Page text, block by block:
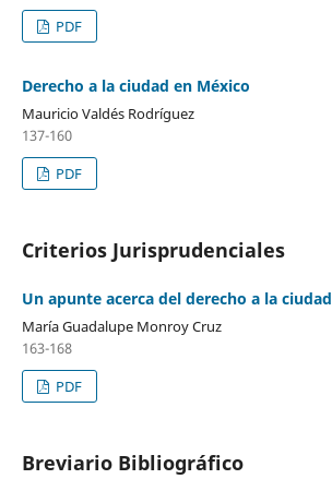
PDF
Derecho a la ciudad en México
Mauricio Valdés Rodríguez
137-160
PDF
Criterios Jurisprudenciales
Un apunte acerca del derecho a la ciudad
María Guadalupe Monroy Cruz
163-168
PDF
Breviario Bibliográfico